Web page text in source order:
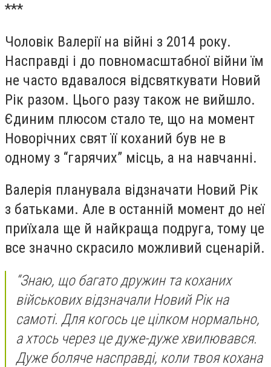
***
Чоловік Валерії на війні з 2014 року.
Насправді і до повномасштабної війни їм
не часто вдавалося відсвяткувати Новий
Рік разом. Цього разу також не вийшло.
Єдиним плюсом стало те, що на момент
Новорічних свят її коханий був не в
одному з “гарячих” місць, а на навчанні.
Валерія планувала відзначати Новий Рік
з батьками. Але в останній момент до неї
приїхала ще й найкраща подруга, тому це
все значно скрасило можливий сценарій.
“Знаю, що багато дружин та коханих
військових відзначали Новий Рік на
самоті. Для когось це цілком нормально,
а хтось через це дуже-дуже хвилювався.
Дуже боляче насправді, коли твоя кохана